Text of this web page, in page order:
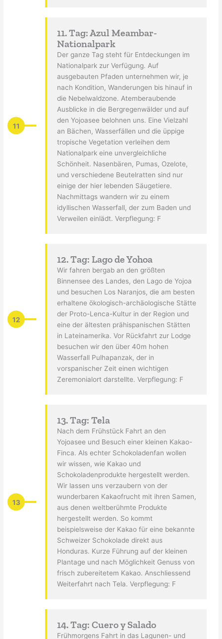
11
11. Tag: Azul Meambar-
Nationalpark
Der ganze Tag steht für Entdeckungen im
Nationalpark zur Verfügung. Auf
ausgebauten Pfaden unternehmen wir, je
nach Kondition, Wanderungen bis hinauf in
die Nebelwaldzone. Atemberaubende
Ausblicke in die Bergregenwälder und auf
den Yojoasee belohnen uns. Eine Vielzahl
an Bächen, Wasserfällen und die üppige
tropische Vegetation verleihen dem
Nationalpark eine unvergleichliche
Schönheit. Nasenbären, Pumas, Ozelote,
und verschiedene Beutelratten sind nur
einige der hier lebenden Säugetiere.
Nachmittags wandern wir zu einem
idyllischen Wasserfall, der zum Baden und
Verweilen einlädt. Verpflegung: F
12
12. Tag: Lago de Yohoa
Wir fahren bergab an den größten
Binnensee des Landes, den Lago de Yojoa
und besuchen Los Naranjos, die am besten
erhaltene ökologisch-archäologische Stätte
der Proto-Lenca-Kultur in der Region und
eine der ältesten prähispanischen Stätten
in Lateinamerika. Vor Rückfahrt zur Lodge
besuchen wir den über 40m hohen
Wasserfall Pulhapanzak, der in
vorspanischer Zeit einen wichtigen
Zeremonialort darstellte. Verpflegung: F
13
13. Tag: Tela
Nach dem Frühstück Fahrt an den
Yojoasee und Besuch einer kleinen Kakao-
Finca. Als echter Schokoladenfan wollen
wir wissen, wie Kakao und
Schokoladenprodukte hergestellt werden.
Wir lassen uns verzaubern von der
wunderbaren Kakaofrucht mit ihren Samen,
aus denen weltberühmte Produkte
hergestellt werden. So kommt
beispielsweise der Kakao für eine bekannte
Schweizer Schokolade direkt aus
Honduras. Kurze Führung auf der kleinen
Plantage und nach Möglichkeit Genuss von
frisch zubereitetem Kakao. Anschliessend
Weiterfahrt nach Tela. Verpflegung: F
14. Tag: Cuero y Salado
Frühmorgens Fahrt in das Lagunen- und